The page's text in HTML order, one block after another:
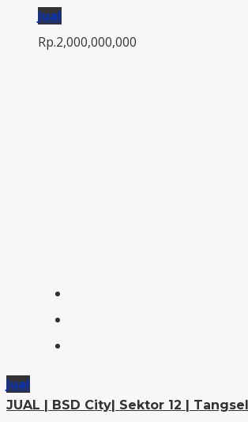
Jual
Rp.2,000,000,000
Jual
JUAL | BSD City| Sektor 12 | Tangsel